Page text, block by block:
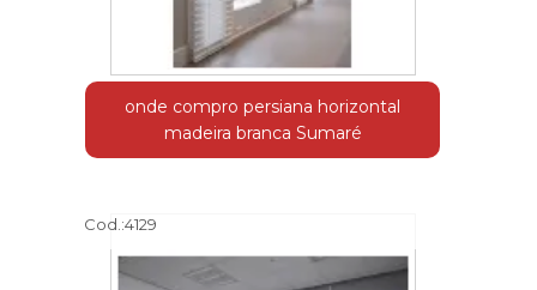
onde compro persiana horizontal
madeira branca Sumaré
Cod.:4129